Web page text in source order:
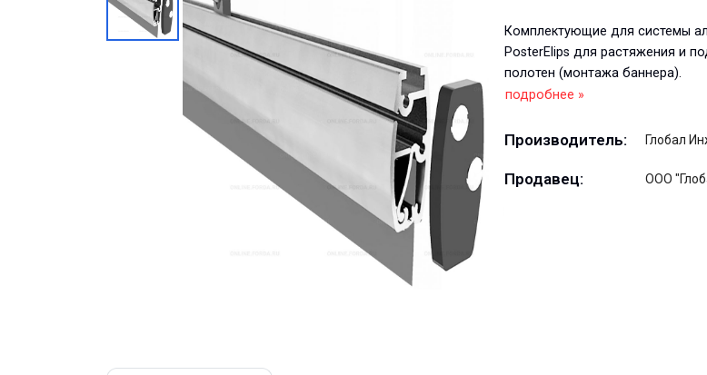
Комплектующие для системы
PosterElips для растяжения и
полотен (монтажа баннера).
подробнее »
Производитель: Глобал
Продавец: ООО